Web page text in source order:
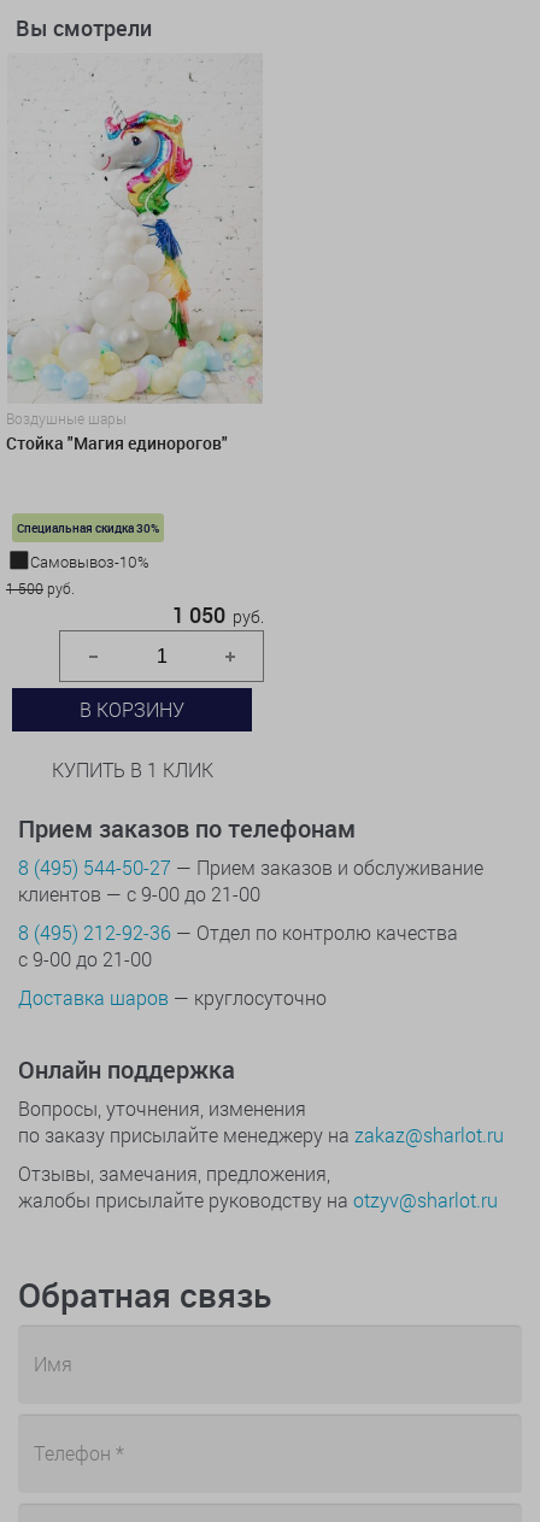
Вы смотрели
Воздушные шары
Стойка "Магия единорогов"
Специальная скидка 30%
Самовывоз-10%
1 500 руб.
1 050 руб.
В КОРЗИНУ
КУПИТЬ В 1 КЛИК
Прием заказов по телефонам
8 (495) 544-50-27 — Прием заказов и обслуживание
клиентов — с 9-00 до 21-00
8 (495) 212-92-36 — Отдел по контролю качества
с 9-00 до 21-00
Доставка шаров — круглосуточно
Онлайн поддержка
Вопросы, уточнения, изменения
по заказу присылайте менеджеру на zakaz@sharlot.ru
Отзывы, замечания, предложения,
жалобы присылайте руководству на otzyv@sharlot.ru
Обратная связь